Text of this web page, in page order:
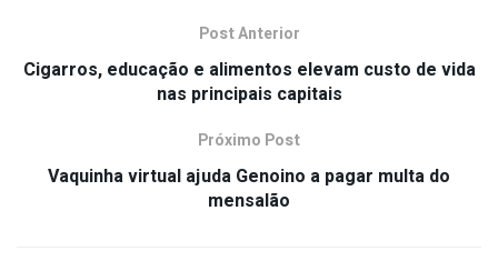
Post Anterior
Cigarros, educação e alimentos elevam custo de vida
nas principais capitais
Próximo Post
Vaquinha virtual ajuda Genoino a pagar multa do
mensalão